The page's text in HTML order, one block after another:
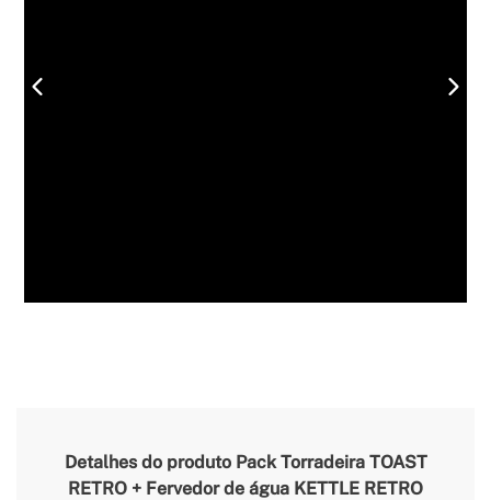
Detalhes do produto Pack Torradeira TOAST
RETRO + Fervedor de água KETTLE RETRO